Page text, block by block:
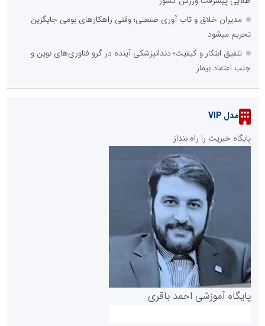
مدیران خلاق و تاب آوری صنعتی؛ وقتی راهکارهای بومی جایگزین
تحریم میشود
تلفیق ابتکار و کیفیت؛ دندانپزشکی آینده در گرو فناوری‌های نوین و
جلب اعتماد بیمار
مدل VIP
پایگاه خبریت را راه بنداز
پایگاه آموزشی احمد باقری